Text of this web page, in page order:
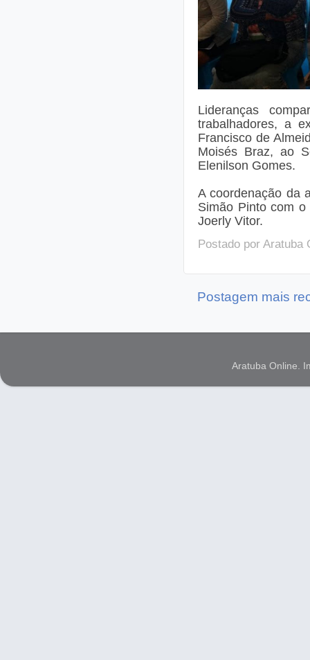
Lideranças
trabalhadores, a
Francisco de
Moisés Braz, ao
Elenilson Gomes.
A coordenação da
Simão Pinto com
Joerly Vitor.
Postado por Aratuba
Postagem mais
Aratuba Online.